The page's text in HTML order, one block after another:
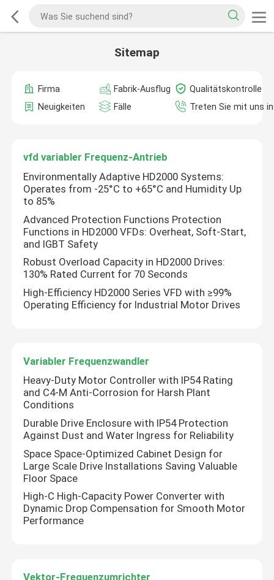
Sitemap
Firma Fabrik-Ausflug
Qualitätskontrolle
Neuigkeiten
Fälle Treten Sie mit uns
vfd variabler Frequenz-Antrieb
Environmentally Adaptive HD2000 Systems:
Operates from -25°C to +65°C and Humidity Up
to 85%
Advanced Protection Functions Protection
Functions in HD2000 VFDs: Overheat, Soft-Start,
and IGBT Safety
Robust Overload Capacity in HD2000 Drives:
130% Rated Current for 70 Seconds
High-Efficiency HD2000 Series VFD with ≥99%
Operating Efficiency for Industrial Motor Drives
Variabler Frequenzwandler
Heavy-Duty Motor Controller with IP54 Rating
and C4-M Anti-Corrosion for Harsh Plant
Conditions
Durable Drive Enclosure with IP54 Protection
Against Dust and Water Ingress for Reliability
Space Space-Optimized Cabinet Design for
Large Scale Drive Installations Saving Valuable
Floor Space
High-C High-Capacity Power Converter with
Dynamic Drop Compensation for Smooth Motor
Performance
Vektor-Frequenzumrichter